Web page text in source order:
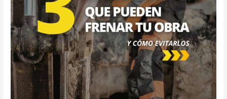
frenan
ritmo
de
tu
obra